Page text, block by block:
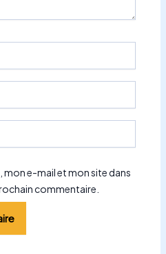
mon e-mail et mon site dans
commentaire.